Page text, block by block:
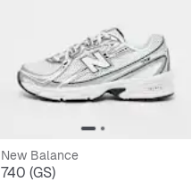
New Balance
740 (GS)